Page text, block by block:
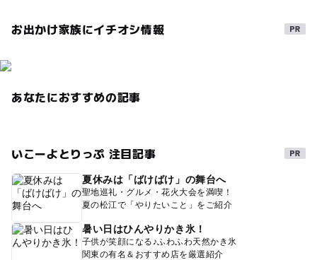
お出かけ家族にイチオシ情報
あなたにおすすめの記事
いこーよとりっぷ 注目記事
夏休みは「ばけばけ」の舞台へ
聖地巡礼・グルメ・花火大会を満喫！
夏の松江で「やりたいこと」をご紹介
暑い日はひんやりかき氷！
子供が笑顔になる♪ふわふわ天然かき氷
関東の有名＆おすすめ店を厳選紹介